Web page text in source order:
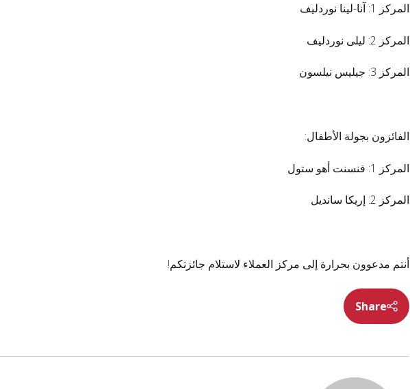
المركز 1: آنا-لينا نوردليف
المركز 2: ليلى نوردليف
المركز 3: جيليس نيلسون
الفائزون بجولة الأطفال:
المركز 1: فنسنت أهو ستول
المركز 2: إريكا سانديل
أنتم مدعوون بحرارة إلى مركز العملاء لاستلام جائزتكم!
Share